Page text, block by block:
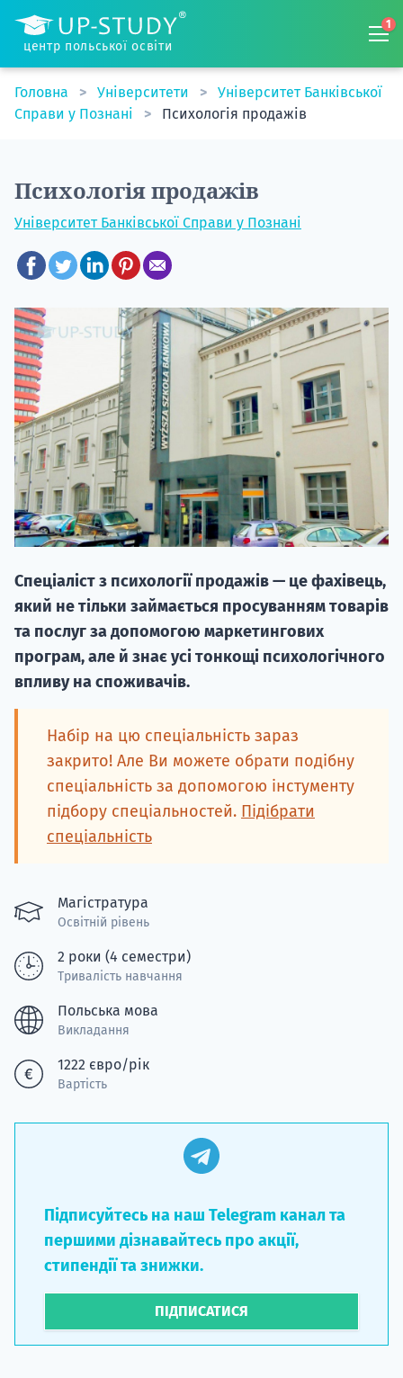
центр польської освіти
1
Головна Університети
Університет Банківської
Справи у Познані
Психологія продажів
Психологія продажів
Університет Банківської Справи у Познані
Спеціаліст з психології продажів — це фахівець,
який не тільки займається просуванням товарів
та послуг за допомогою маркетингових
програм, але й знає усі тонкощі психологічного
впливу на споживачів.
Набір на цю спеціальність зараз
закрито! Але Ви можете обрати подібну
спеціальність за допомогою інстументу
підбору спеціальностей. Підібрати
спеціальність
Магістратура
Освітній рівень
2 роки (4 семестри)
Тривалість навчання
Польська мова
Викладання
1222 євро/рік
Вартість
Підписуйтесь на наш Telegram канал та
першими дізнавайтесь про акції,
стипендії та знижки.
ПІДПИСАТИСЯ
вступ на